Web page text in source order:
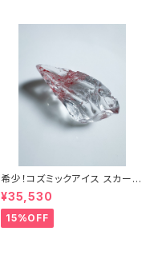
希少！コズミックアイス スカーレ
ットシフトICESC-2/シエラ産ア
ンダラクリスタル
¥35,530
15%OFF